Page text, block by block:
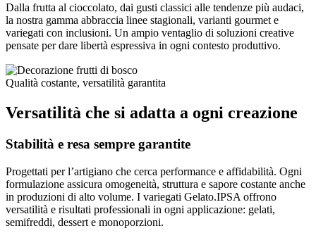
Dalla frutta al cioccolato, dai gusti classici alle tendenze più audaci,
la nostra gamma abbraccia linee stagionali, varianti gourmet e
variegati con inclusioni. Un ampio ventaglio di soluzioni creative
pensate per dare libertà espressiva in ogni contesto produttivo.
Qualità costante, versatilità garantita
Versatilità che si adatta a ogni creazione
Stabilità e resa sempre garantite
Progettati per l’artigiano che cerca performance e affidabilità. Ogni
formulazione assicura omogeneità, struttura e sapore costante anche
in produzioni di alto volume. I variegati Gelato.IPSA offrono
versatilità e risultati professionali in ogni applicazione: gelati,
semifreddi, dessert e monoporzioni.